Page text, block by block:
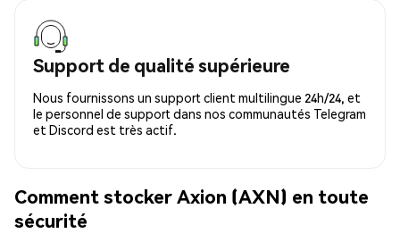
Support de qualité supérieure
Nous fournissons un support client multilingue 24h/24, et
le personnel de support dans nos communautés Telegram
et Discord est très actif.
Comment stocker Axion (AXN) en toute
sécurité